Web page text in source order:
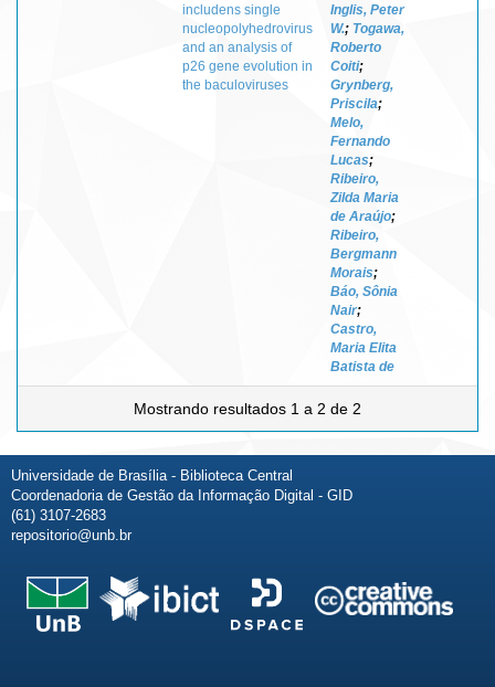
includens single
nucleopolyhedrovirus
and an analysis of
p26 gene evolution in
the baculoviruses
Inglis, Peter
W.; Togawa,
Roberto
Coiti;
Grynberg,
Priscila;
Melo,
Fernando
Lucas;
Ribeiro,
Zilda Maria
de Araújo;
Ribeiro,
Bergmann
Morais;
Báo, Sônia
Nair;
Castro,
Maria Elita
Batista de
Mostrando resultados 1 a 2 de 2
Universidade de Brasília - Biblioteca Central
Coordenadoria de Gestão da Informação Digital - GID
(61) 3107-2683
repositorio@unb.br